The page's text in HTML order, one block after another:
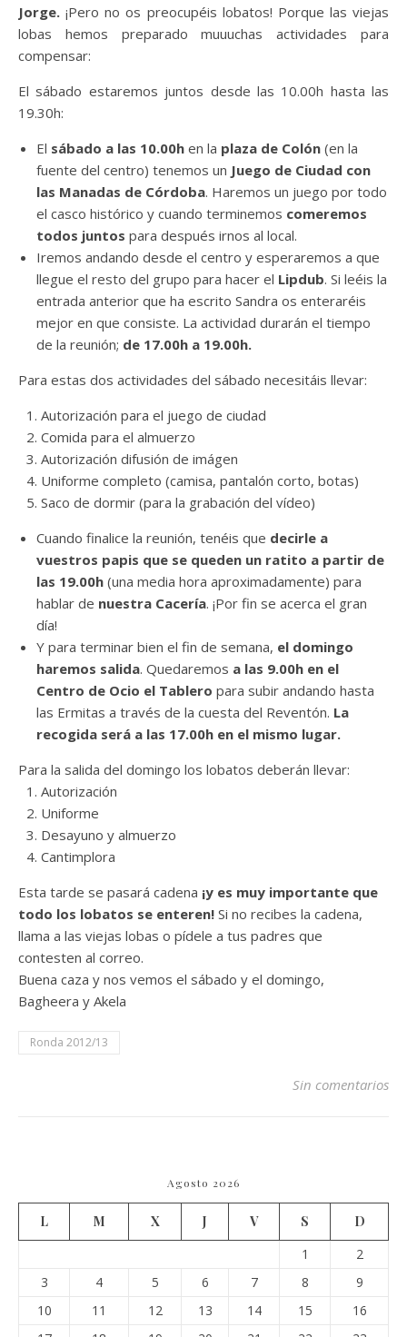
Jorge. ¡Pero no os preocupéis lobatos! Porque las viejas
lobas hemos preparado muuuchas actividades para
compensar:
El sábado estaremos juntos desde las 10.00h hasta las
19.30h:
El sábado a las 10.00h en la plaza de Colón (en la
fuente del centro) tenemos un Juego de Ciudad con
las Manadas de Córdoba. Haremos un juego por todo
el casco histórico y cuando terminemos comeremos
todos juntos para después irnos al local.
Iremos andando desde el centro y esperaremos a que
llegue el resto del grupo para hacer el Lipdub. Si leéis la
entrada anterior que ha escrito Sandra os enteraréis
mejor en que consiste. La actividad durarán el tiempo
de la reunión; de 17.00h a 19.00h.
Para estas dos actividades del sábado necesitáis llevar:
Autorización para el juego de ciudad
Comida para el almuerzo
Autorización difusión de imágen
Uniforme completo (camisa, pantalón corto, botas)
Saco de dormir (para la grabación del vídeo)
Cuando finalice la reunión, tenéis que decirle a
vuestros papis que se queden un ratito a partir de
las 19.00h (una media hora aproximadamente) para
hablar de nuestra Cacería. ¡Por fin se acerca el gran
día!
Y para terminar bien el fin de semana, el domingo
haremos salida. Quedaremos a las 9.00h en el
Centro de Ocio el Tablero para subir andando hasta
las Ermitas a través de la cuesta del Reventón. La
recogida será a las 17.00h en el mismo lugar.
Para la salida del domingo los lobatos deberán llevar:
Autorización
Uniforme
Desayuno y almuerzo
Cantimplora
Esta tarde se pasará cadena ¡y es muy importante que
todo los lobatos se enteren! Si no recibes la cadena,
llama a las viejas lobas o pídele a tus padres que
contesten al correo.
Buena caza y nos vemos el sábado y el domingo,
Bagheera y Akela
Ronda 2012/13
Sin comentarios
Agosto 2026
L M X J V S
D
1
2
3
4 5 6 7 8
9
10
11 12 13 14 15
16